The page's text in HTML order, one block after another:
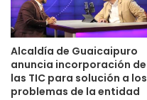
Alcaldía de Guaicaipuro
anuncia incorporación de
las TIC para solución a los
problemas de la entidad